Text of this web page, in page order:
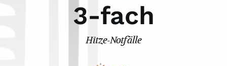
Hitze-Notfälle
3-fach